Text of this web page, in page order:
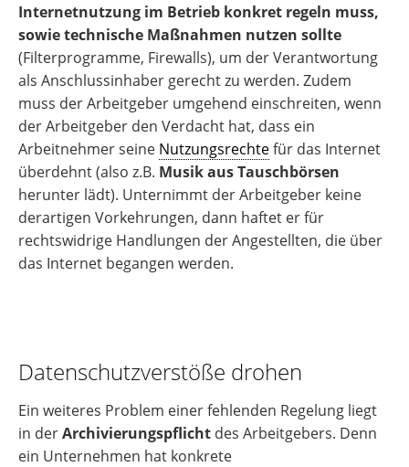
Internetnutzung im Betrieb konkret regeln muss,
sowie technische Maßnahmen nutzen sollte
(Filterprogramme, Firewalls), um der Verantwortung
als Anschlussinhaber gerecht zu werden. Zudem
muss der Arbeitgeber umgehend einschreiten, wenn
der Arbeitgeber den Verdacht hat, dass ein
Arbeitnehmer seine Nutzungsrechtefür das Internet
überdehnt (also z.B. Musik aus Tauschbörsen
herunter lädt). Unternimmt der Arbeitgeber keine
derartigen Vorkehrungen, dann haftet er für
rechtswidrige Handlungen der Angestellten, die über
das Internet begangen werden.
Datenschutzverstöße drohen
Ein weiteres Problem einer fehlenden Regelung liegt
in derArchivierungspflicht des Arbeitgebers. Denn
ein Unternehmen hat konkrete